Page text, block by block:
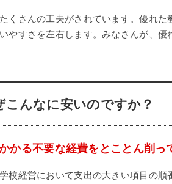
くさんの工夫がされています。優れた
やすさを左右します。みなさんが、優
んなに安いのですか？
かる不要な経費をとことん削っ
経営において支出の大きい項目の順